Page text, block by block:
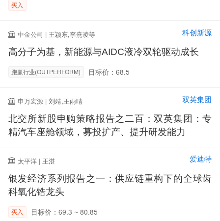
买入
中金公司 | 王颖东,李熹凌等 科创新源
高分子为基，新能源与AIDC液冷双轮驱动成长
跑赢行业(OUTPERFORM) 目标价：68.5
申万宏源 | 刘靖,王雨晴 双英集团
北交所新股申购策略报告之二百：双英集团：专
精汽车座舱领域，募投扩产、提升研发能力
太平洋 | 王湛 爱迪特
银发经济系列报告之一：供应链重构下的全球齿
科氧化锆龙头
买入 目标价：69.3 ~ 80.85